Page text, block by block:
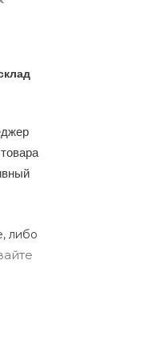
либо